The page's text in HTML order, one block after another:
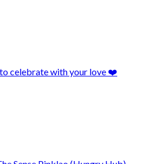
celebrate with your love ❤️